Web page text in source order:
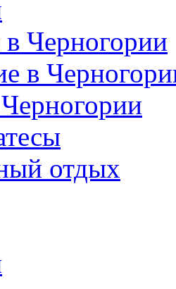
Черногории
в
отдых